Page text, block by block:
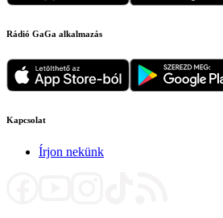
Rádió GaGa alkalmazás
Kapcsolat
Írjon nekünk